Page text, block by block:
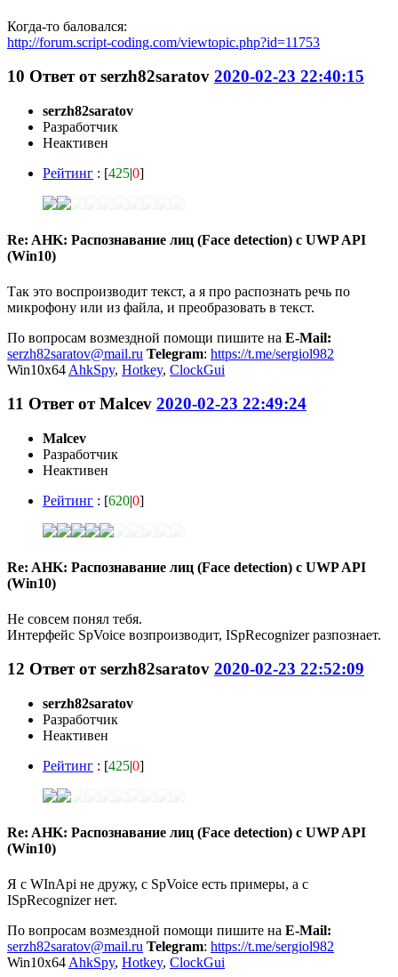
Когда-то баловался:
http://forum.script-coding.com/viewtopic.php?id=11753
10 Ответ отserzh82saratov 2020-02-23 22:40:15
serzh82saratov
Разработчик
Неактивен
Рейтинг : [425|0]
Re: AHK: Распознавание лиц (Face detection) с UWP API
(Win10)
Так это воспроизводит текст, а я про распознать речь по
микрофону или из файла, и преобразовать в текст.
По вопросам возмездной помощи пишите на E-Mail:
serzh82saratov@mail.ru Telegram: https://t.me/sergiol982
Win10x64 AhkSpy, Hotkey, ClockGui
11 Ответ отMalcev 2020-02-23 22:49:24
Malcev
Разработчик
Неактивен
Рейтинг : [620|0]
Re: AHK: Распознавание лиц (Face detection) с UWP API
(Win10)
Не совсем понял тебя.
Интерфейс SpVoice возпроизводит, ISpRecognizer разпознает.
12 Ответ отserzh82saratov 2020-02-23 22:52:09
serzh82saratov
Разработчик
Неактивен
Рейтинг : [425|0]
Re: AHK: Распознавание лиц (Face detection) с UWP API
(Win10)
Я с WInApi не дружу, с SpVoice есть примеры, а с
ISpRecognizer нет.
По вопросам возмездной помощи пишите на E-Mail:
serzh82saratov@mail.ru Telegram: https://t.me/sergiol982
Win10x64 AhkSpy, Hotkey, ClockGui